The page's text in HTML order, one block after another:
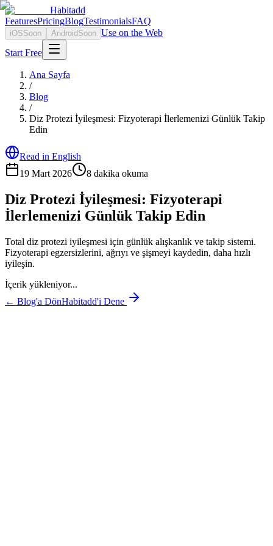
Habitadd
FeaturesPricingBlogTestimonialsFAQ
iOSSoon Android Soon Use on the Web
Start Free
Ana Sayfa
/
Blog
/
Diz Protezi İyileşmesi: Fizyoterapi İlerlemenizi Günlük Takip
Edin
Read in English
19 Mart 2026
8 dakika okuma
Diz Protezi İyileşmesi: Fizyoterapi
İlerlemenizi Günlük Takip Edin
Total diz protezi iyileşmesi için günlük alışkanlık ve takip sistemi.
Fizyoterapi egzersizlerini, ağrıyı ve şişmeyi kaydedin, daha hızlı
iyileşin.
İçerik yükleniyor...
← Blog'a DönHabitadd'i Dene